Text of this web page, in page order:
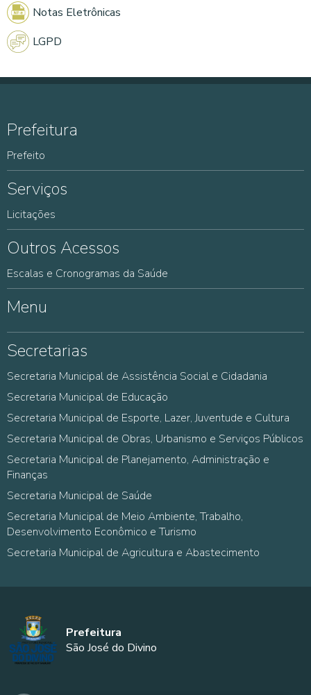
Notas Eletrônicas
LGPD
Prefeitura
Prefeito
Serviços
Licitações
Outros Acessos
Escalas e Cronogramas da Saúde
Menu
Secretarias
Secretaria Municipal de Assistência Social e Cidadania
Secretaria Municipal de Educação
Secretaria Municipal de Esporte, Lazer, Juventude e Cultura
Secretaria Municipal de Obras, Urbanismo e Serviços Públicos
Secretaria Municipal de Planejamento, Administração e
Finanças
Secretaria Municipal de Saúde
Secretaria Municipal de Meio Ambiente, Trabalho,
Desenvolvimento Econômico e Turismo
Secretaria Municipal de Agricultura e Abastecimento
Prefeitura
São José do Divino